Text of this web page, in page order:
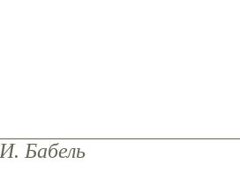
И. Бабель